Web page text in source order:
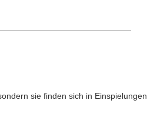
sie finden sich in Einspielungen,